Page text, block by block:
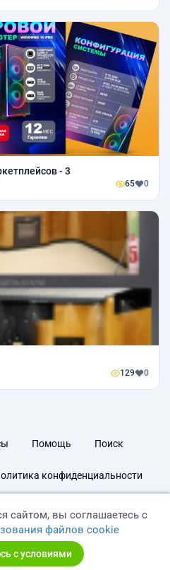
- 3
65 0
129 0
Помощь Поиск
конфиденциальности
сайтом, вы соглашаетесь с
файлов cookie
с условиями